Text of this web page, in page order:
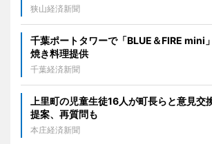
狭山経済新聞
千葉ポートタワーで「BLUE＆FIRE
焼き料理提供
千葉経済新聞
上里町の児童生徒16人が町長らと意見
提案、再質問も
本庄経済新聞